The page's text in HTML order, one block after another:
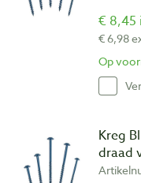
€ 8,45
€ 6,98
Op
Kreg
draad